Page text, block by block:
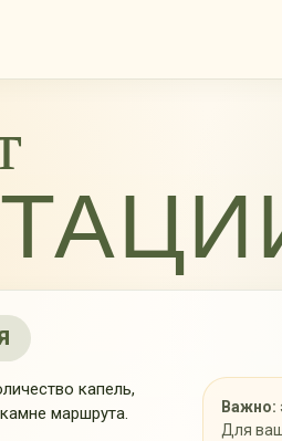
капель,
маршрута.
Важно:
Для
17
10
КАП.
19
7
КАП.